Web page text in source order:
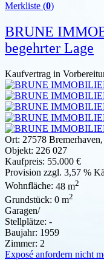
Merkliste (0)
BRUNE
begehrter Lage
Kaufvertrag in
Ort: 27578
Objekt: 226 027
Kaufpreis: 55.000 €
Provision zzgl. 3,57 %
Wohnfläche: 48 m2
Grundstück: 0 m2
Garagen/
Stellplätze: -
Baujahr: 1959
Zimmer: 2
Exposé anfordern nicht